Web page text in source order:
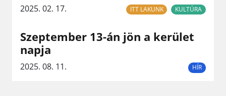
2025. 02. 17. ITT LAKUNK KULTÚRA
Szeptember 13-án jön a kerület
napja
2025. 08. 11. HÍR